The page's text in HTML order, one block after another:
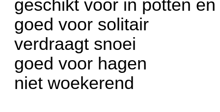
geschikt voor in potten
goed voor solitair
verdraagt snoei
goed voor hagen
niet woekerend